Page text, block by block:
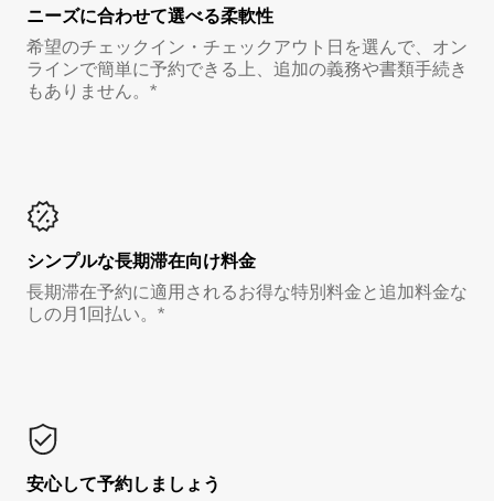
ニーズに合わせて選べる柔軟性
希望のチェックイン・チェックアウト日を選んで、オン
ラインで簡単に予約できる上、追加の義務や書類手続き
もありません。*
シンプルな長期滞在向け料金
長期滞在予約に適用されるお得な特別料金と追加料金な
しの月1回払い。*
安心して予約しましょう